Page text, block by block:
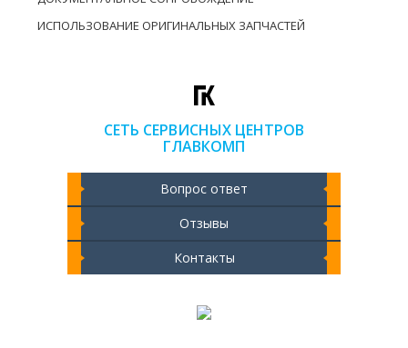
СЕТЬ СЕРВИСНЫХ ЦЕНТРОВ
ГЛАВКОМП
Вопрос ответ
Отзывы
Контакты
ИСПОЛЬЗОВАНИЕ ОРИГИНАЛЬНЫХ ЗАПЧАСТЕЙ